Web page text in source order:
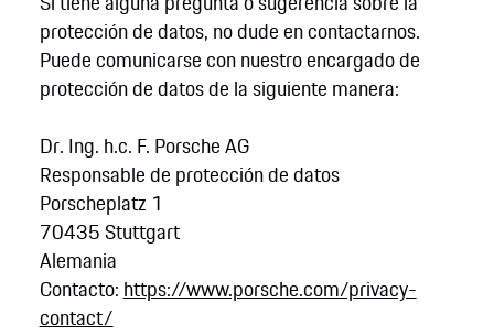
protección de datos, no dude en contactarnos.
Puede comunicarse con nuestro encargado de
protección de datos de la siguiente manera:
Dr. Ing. h.c. F. Porsche AG
Responsable de protección de datos
Porscheplatz 1
70435 Stuttgart
Alemania
Contacto: https://www.porsche.com/privacy-
contact/